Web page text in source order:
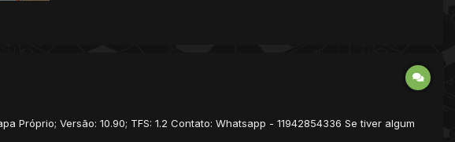
Versão: 10.90; TFS: 1.2 Contato: Whatsapp - 11942854336 Se tiver algum